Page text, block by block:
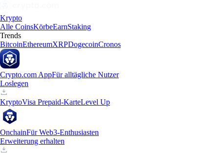
Krypto
Alle CoinsKörbeEarnStaking
Trends
BitcoinEthereumXRPDogecoinCronos
Crypto.com AppFür alltägliche Nutzer
Loslegen
KryptoVisa Prepaid-KarteLevel Up
OnchainFür Web3-Enthusiasten
Erweiterung erhalten